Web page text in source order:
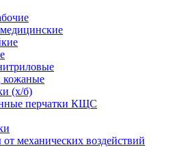
кожаные
(х/б)
перчатки КЩС
механических воздействий